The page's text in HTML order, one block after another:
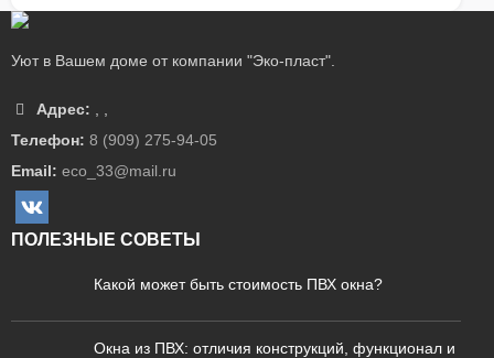
Уют в Вашем доме от компании "Эко-пласт".
Адрес:
Телефон: 8 (909) 275-94-05
Email: eco_33@mail.ru
ПОЛЕЗНЫЕ СОВЕТЫ
Какой может быть стоимость ПВХ окна?
Окна из ПВХ: отличия конструкций, функционал и